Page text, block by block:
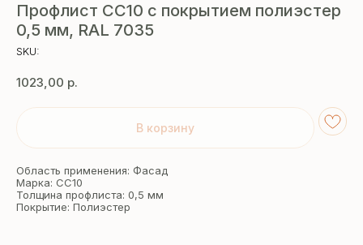
Профлист СС10 с покрытием полиэстер
0,5 мм, RAL 7035
SKU:
1023,00 р.
В корзину
Область применения: Фасад
Марка: СС10
Толщина профлиста: 0,5 мм
Покрытие: Полиэстер